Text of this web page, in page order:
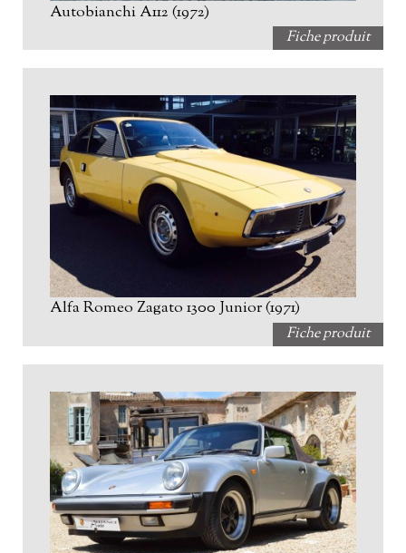
Autobianchi A112 (1972)
Fiche produit
Alfa Romeo Zagato 1300 Junior (1971)
Fiche produit